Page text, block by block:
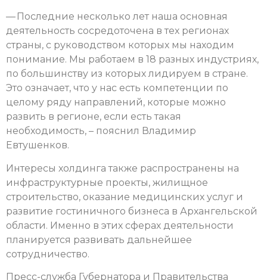
— Последние несколько лет наша основная
деятельность сосредоточена в тех регионах
страны, с руководством которых мы находим
понимание. Мы работаем в 18 разных индустриях,
по большинству из которых лидируем в стране.
Это означает, что у нас есть компетенции по
целому ряду направлений, которые можно
развить в регионе, если есть такая
необходимость, – пояснил Владимир
Евтушенков.
Интересы холдинга также распространены на
инфраструктурные проекты, жилищное
строительство, оказание медицинских услуг и
развитие гостиничного бизнеса в Архангельской
области. Именно в этих сферах деятельности
планируется развивать дальнейшее
сотрудничество.
Пресс-служба Губернатора и Правительства